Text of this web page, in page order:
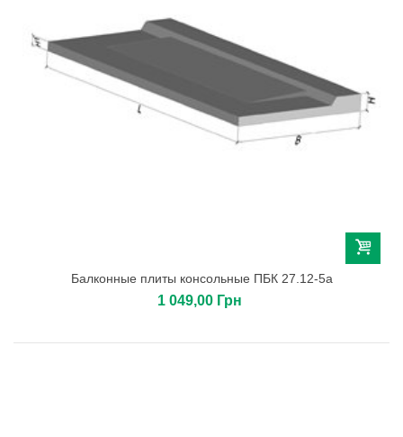
Балконные плиты консольные ПБК 27.12-5а
1 049,00 Грн